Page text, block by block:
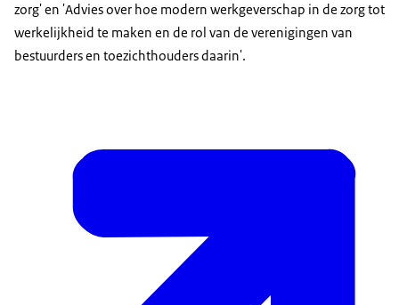
zorg' en 'Advies over hoe modern werkgeverschap in de zorg tot
werkelijkheid te maken en de rol van de verenigingen van
bestuurders en toezichthouders daarin'.